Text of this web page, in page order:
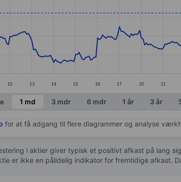
X axis displaying categories.
Y axis displaying values. Data ranges from
10 13 14 15 16 17 20 21
chart.
1 md 3 mdr 6 mdr 1 år 3 år
for at få adgang til flere diagrammer og analyse
i aktier giver typisk et positivt afkast på lang
er ikke en pålidelig indikator for fremtidige afkast.